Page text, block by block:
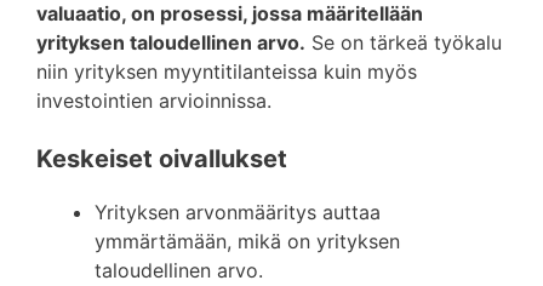
valuaatio, on prosessi, jossa määritellään
yrityksen taloudellinen arvo. Se on tärkeä työkalu
niin yrityksen myyntitilanteissa kuin myös
investointien arvioinnissa.
Keskeiset oivallukset
Yrityksen arvonmääritys auttaa
ymmärtämään, mikä on yrityksen
taloudellinen arvo.